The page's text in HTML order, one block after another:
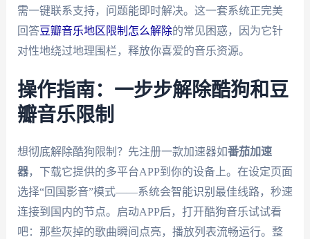
需一键联系支持，问题能即时解决。这一套系统正完美
回答豆瓣音乐地区限制怎么解除的常见困惑，因为它针
对性地绕过地理围栏，释放你喜爱的音乐资源。
操作指南：一步步解除酷狗和豆
瓣音乐限制
想彻底解除酷狗限制？先注册一款加速器如番茄加速
器，下载它提供的多平台APP到你的设备上。在设定页面
选择“回国影音”模式——系统会智能识别最佳线路，秒速
连接到国内的节点。启动APP后，打开酷狗音乐试试看
吧：那些灰掉的歌曲瞬间点亮，播放列表流畅运行。整